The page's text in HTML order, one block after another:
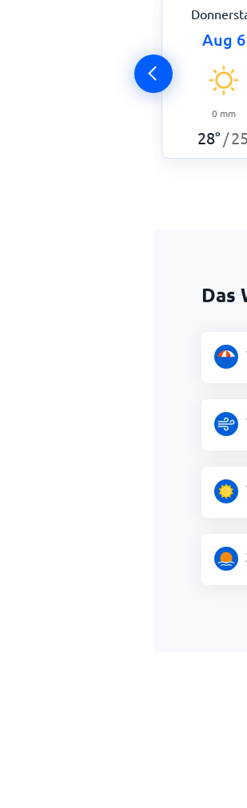
Aug 6
0 mm
28° /25
Das